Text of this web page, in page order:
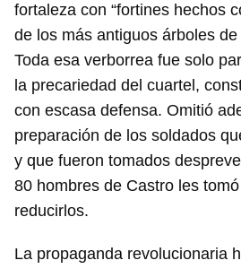
fortaleza con “fortines hechos
de los más antiguos árboles de
Toda esa verborrea fue solo
la precariedad del cuartel,
con escasa defensa. Omitió
preparación de los soldados
y que fueron tomados
80 hombres de Castro les
reducirlos.
La propaganda revolucionaria